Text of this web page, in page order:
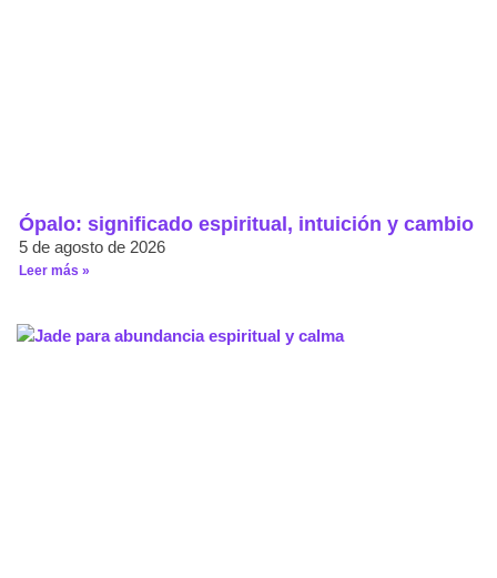
Ópalo: significado espiritual, intuición y cambio
5 de agosto de 2026
Leer más »